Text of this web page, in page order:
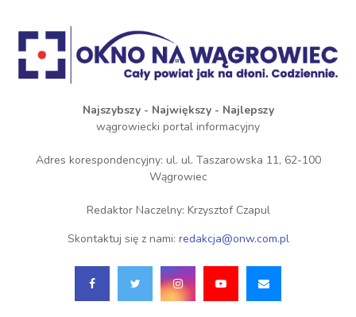
Najszybszy - Największy - Najlepszy
wągrowiecki portal informacyjny
Adres korespondencyjny: ul. ul. Taszarowska 11, 62-100
Wągrowiec
Redaktor Naczelny: Krzysztof Czapul
Skontaktuj się z nami: redakcja@onw.com.pl